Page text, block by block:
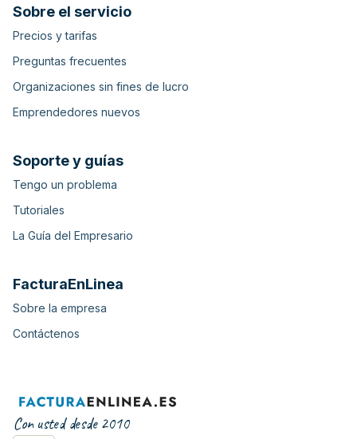
Sobre el servicio
Precios y tarifas
Preguntas frecuentes
Organizaciones sin fines de lucro
Emprendedores nuevos
Soporte y guías
Tengo un problema
Tutoriales
La Guía del Empresario
FacturaEnLinea
Sobre la empresa
Contáctenos
Con usted desde 2010